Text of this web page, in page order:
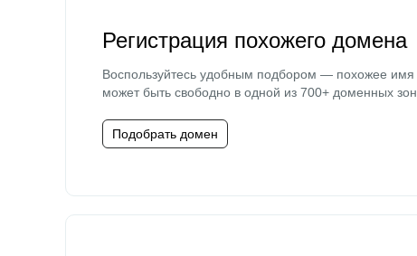
Регистрация похожего домена
Воспользуйтесь удобным подбором — похожее имя
может быть свободно в одной из 700+ доменных зон.
Подобрать домен